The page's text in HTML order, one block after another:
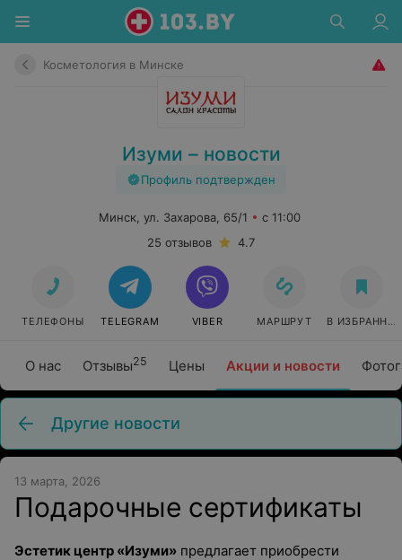
Косметология в Минске
Изуми – новости
Профиль подтвержден
О нас Отзывы25 Цены Акции и новости
Минск, ул. Захарова, 65/1
с 11:00
25 отзывов
4.7
ТЕЛЕФОНЫ TELEGRAM VIBER МАРШРУТ В ИЗБРАННОЕ
Другие новости
13 марта, 2026
Подарочные сертификаты
Эстетик центр «Изуми» предлагает приобрести